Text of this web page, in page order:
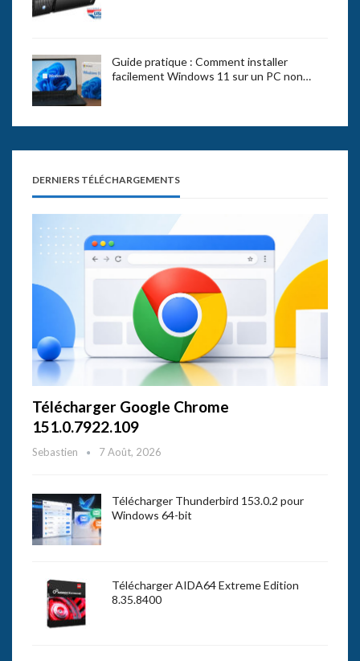
Guide pratique : Comment installer
facilement Windows 11 sur un PC non…
DERNIERS TÉLÉCHARGEMENTS
Télécharger Google Chrome
151.0.7922.109
Sebastien 7 Août, 2026
Télécharger Thunderbird 153.0.2 pour
Windows 64-bit
Télécharger AIDA64 Extreme Edition
8.35.8400